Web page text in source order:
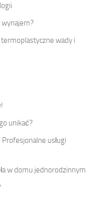
wady i
unikać?
usługi
w domu jednorodzinnym